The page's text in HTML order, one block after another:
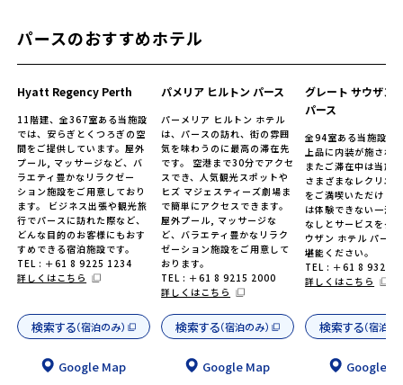
パースのおすすめホテル
Hyatt Regency Perth
11階建、全367室ある当施設
では、安らぎとくつろぎの空
間をご提供しています。屋外
プール, マッサージなど、バ
ラエティ豊かなリラクゼー
ション施設をご用意しており
ます。 ビジネス出張や観光旅
行でパースに訪れた際など、
どんな目的のお客様にもおす
すめできる宿泊施設です。
TEL : ＋61 8 9225 1234
詳しくはこちら
検索する（宿泊のみ）
Google Map
パメリア ヒルトン パース
パーメリア ヒルトン ホテル
は、パースの訪れ、街の雰囲
気を味わうのに最高の滞在先
です。 空港まで30分でアクセ
スでき、人気観光スポットや
ヒズ マジェスティーズ劇場ま
で簡単にアクセスできます。
屋外プール, マッサージな
ど、バラエティ豊かなリラク
ゼーション施設をご用意して
おります。
TEL : ＋61 8 9215 2000
詳しくはこちら
検索する（宿泊のみ）
Google Map
グレート サウザン
パース
全94室ある当施設の
上品に内装が施され
またご滞在中は当施
さまざまなレクリエ
をご満喫いただけま
は体験できない一流
なしとサービスをグ
ウザン ホテル パース
堪能ください。
TEL : ＋61 8 9328
詳しくはこちら
検索する（宿泊の
Google